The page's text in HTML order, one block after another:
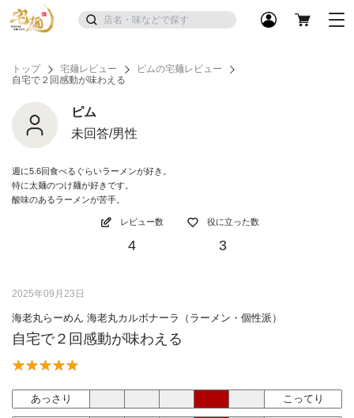
トップ 宅麺レビュー
ピムの宅麺レビュー
自宅で２回感動が味わえる
ピム
未回答/男性
週に5.6回食べるぐらいラーメンが好き。
特に太麺のつけ麺が好きです。
酸味のあるラーメンが苦手。
レビュー数
4
役に立った数
3
2025年09月23日
海老丸らーめん 海老丸カルボナーラ（ラーメン・個性派）
自宅で２回感動が味わえる
あっさり こってり